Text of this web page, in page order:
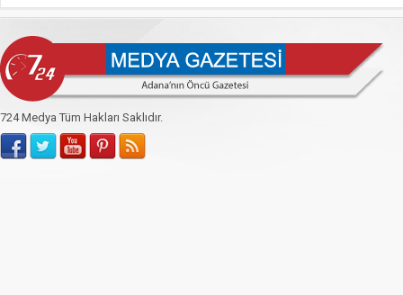
724 Medya Tüm Hakları Saklıdır.